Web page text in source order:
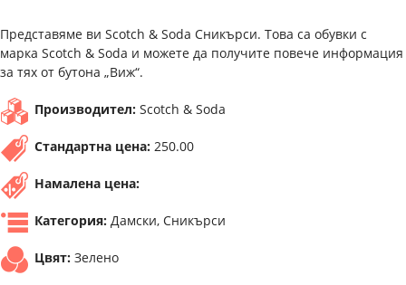
Представяме ви Scotch & Soda Сникърси. Това са обувки с
марка Scotch & Soda и можете да получите повече информация
за тях от бутона „Виж“.
Производител: Scotch & Soda
Стандартна цена: 250.00
Намалена цена:
Категория: Дамски, Сникърси
Цвят: Зелено